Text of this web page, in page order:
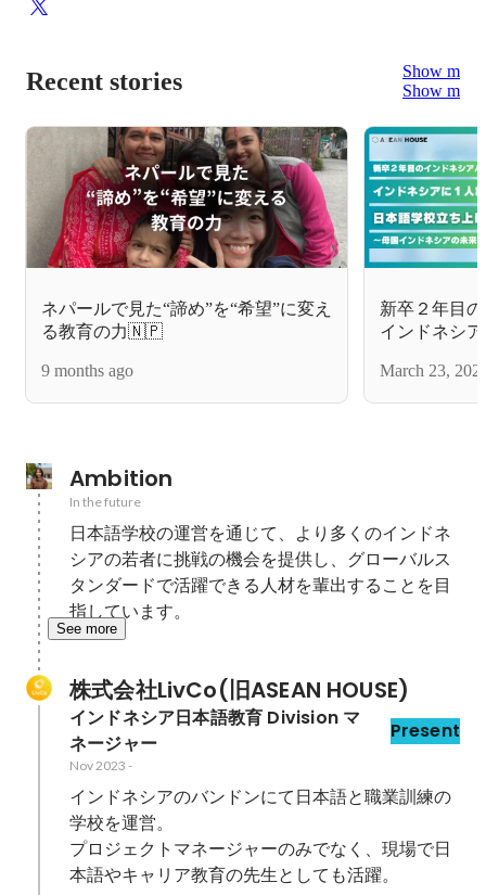
Recent stories
Show more
Show more
ネパールで見た“諦め”を“希望”に変え
る教育の力🇳🇵
9 months ago
新卒２年目
インドネシ
母国インド
March 23,
Ambition
In the future
日本語学校の運営を通じて、より多くのインドネ
シアの若者に挑戦の機会を提供し、グローバルス
タンダードで活躍できる人材を輩出することを目
指しています。
See more
株式会社LivCo(旧ASEAN HOUSE)
インドネシア日本語教育 Division マ
ネージャー
Present
Nov 2023 -
インドネシアのバンドンにて日本語と職業訓練の
学校を運営。
プロジェクトマネージャーのみでなく、現場で日
本語やキャリア教育の先生としても活躍。